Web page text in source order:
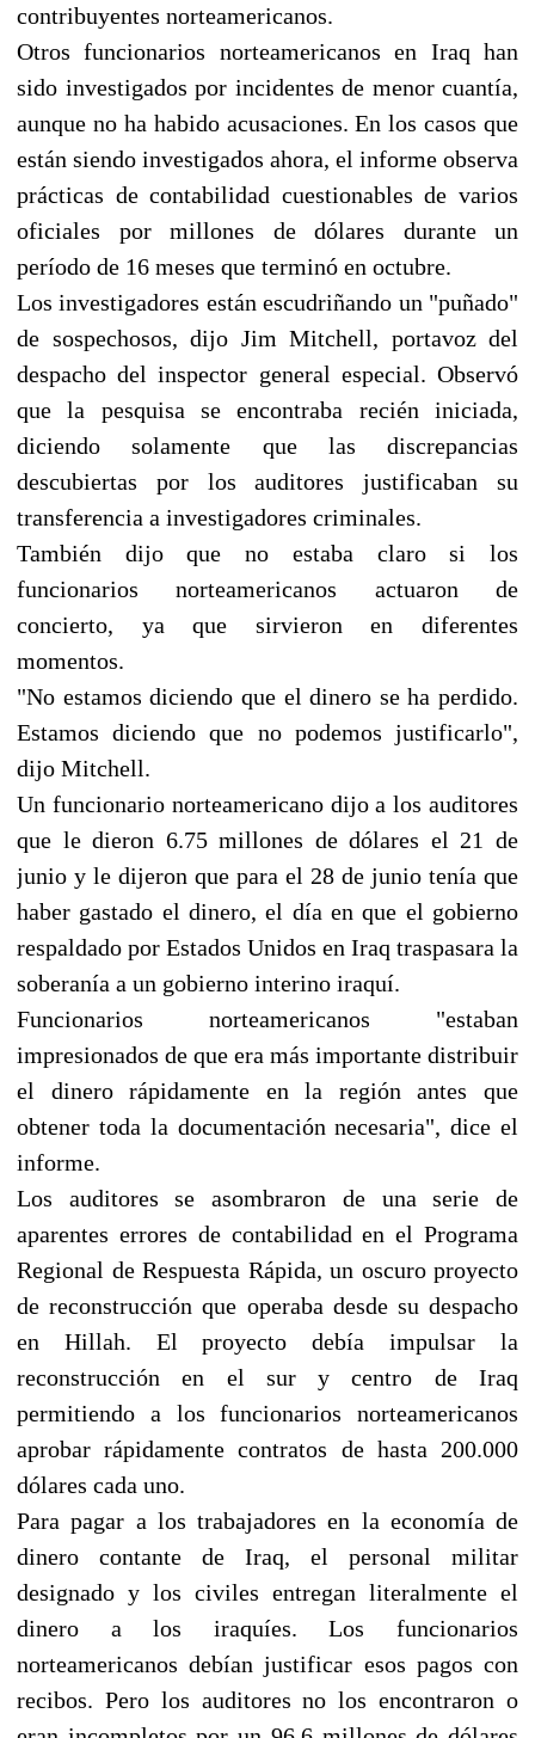
contribuyentes norteamericanos.
Otros funcionarios norteamericanos en Iraq han
sido investigados por incidentes de menor cuantía,
aunque no ha habido acusaciones. En los casos que
están siendo investigados ahora, el informe observa
prácticas de contabilidad cuestionables de varios
oficiales por millones de dólares durante un
período de 16 meses que terminó en octubre.
Los investigadores están escudriñando un "puñado"
de sospechosos, dijo Jim Mitchell, portavoz del
despacho del inspector general especial. Observó
que la pesquisa se encontraba recién iniciada,
diciendo solamente que las discrepancias
descubiertas por los auditores justificaban su
transferencia a investigadores criminales.
También dijo que no estaba claro si los
funcionarios norteamericanos actuaron de
concierto, ya que sirvieron en diferentes
momentos.
"No estamos diciendo que el dinero se ha perdido.
Estamos diciendo que no podemos justificarlo",
dijo Mitchell.
Un funcionario norteamericano dijo a los auditores
que le dieron 6.75 millones de dólares el 21 de
junio y le dijeron que para el 28 de junio tenía que
haber gastado el dinero, el día en que el gobierno
respaldado por Estados Unidos en Iraq traspasara la
soberanía a un gobierno interino iraquí.
Funcionarios norteamericanos "estaban
impresionados de que era más importante distribuir
el dinero rápidamente en la región antes que
obtener toda la documentación necesaria", dice el
informe.
Los auditores se asombraron de una serie de
aparentes errores de contabilidad en el Programa
Regional de Respuesta Rápida, un oscuro proyecto
de reconstrucción que operaba desde su despacho
en Hillah. El proyecto debía impulsar la
reconstrucción en el sur y centro de Iraq
permitiendo a los funcionarios norteamericanos
aprobar rápidamente contratos de hasta 200.000
dólares cada uno.
Para pagar a los trabajadores en la economía de
dinero contante de Iraq, el personal militar
designado y los civiles entregan literalmente el
dinero a los iraquíes. Los funcionarios
norteamericanos debían justificar esos pagos con
recibos. Pero los auditores no los encontraron o